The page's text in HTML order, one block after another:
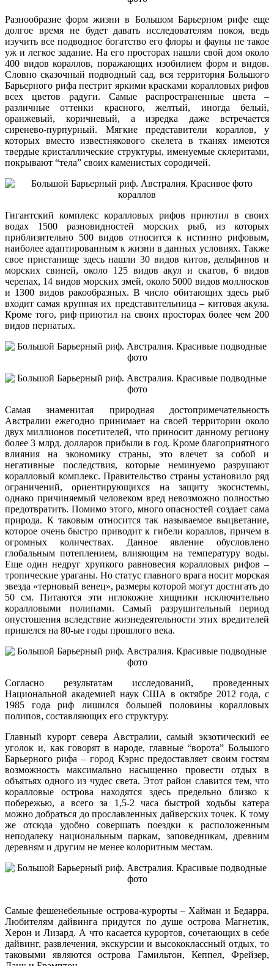
Разнообразие форм жизни в Большом Барьерном рифе еще
долгое время не будет давать исследователям покоя, ведь
изучить все подводное богатство его флоры и фауны не такое
уж и легкое задание. На его просторах нашли свой дом около
400 видов кораллов, поражающих изобилием форм и видов.
Словно сказочный подводный сад, вся территория Большого
Барьерного рифа пестрит яркими красками коралловых рифов
всех цветов радуги. Самые распространенные цвета –
различные оттенки красного, желтый, иногда белый,
оранжевый, коричневый, а изредка даже встречается
сиренево-пурпурный. Мягкие представители кораллов, у
которых вместо известнякового скелета в тканях имеются
твердые кристаллические структуры, именуемые склеритами,
покрывают “тела” своих каменистых сородичей.
Гигантский комплекс коралловых рифов приютил в своих
водах 1500 разновидностей морских рыб, из которых
приблизительно 500 видов относится к истинно рифовым,
наиболее адаптированным к жизни в данных условиях. Также
свое пристанище здесь нашли 30 видов китов, дельфинов и
морских свиней, около 125 видов акул и скатов, 6 видов
черепах, 14 видов морских змей, около 5000 видов моллюсков
и 1300 видов ракообразных. В число обитающих здесь рыб
входит самая крупная их представительница – китовая акула.
Кроме того, риф приютил на своих просторах более чем 200
видов пернатых.
Самая знаменитая природная достопримечательность
Австралии ежегодно принимает на своей территории около
двух миллионов посетителей, что приносит данному региону
более 3 млрд. долларов прибыли в год. Кроме благоприятного
влияния на экономику страны, это влечет за собой и
негативные последствия, которые неминуемо разрушают
коралловый комплекс. Правительство страны установило ряд
ограничений, ориентирующихся на защиту экосистемы,
однако причиняемый человеком вред невозможно полностью
предотвратить. Помимо этого, много опасностей создает сама
природа. К таковым относится так называемое выцветание,
которое очень быстро приводит к гибели кораллов, причем в
огромных количествах. Данное явление обусловлено
глобальным потеплением, влияющим на температуру воды.
Еще один недруг хрупкого равновесия коралловых рифов –
тропические ураганы. Но статус главного врага носит морская
звезда «терновый венец», размеры которой могут достигать до
50 см. Питаются эти иглокожие хищники исключительно
коралловыми полипами. Самый разрушительный период
опустошения вследствие жизнедеятельности этих вредителей
пришелся на 80-ые годы прошлого века.
Согласно результатам исследований, проведенных
Национальной академией наук США в октябре 2012 года, с
1985 года риф лишился большей половины коралловых
полипов, составляющих его структуру.
Главный курорт севера Австралии, самый экзотический ее
уголок и, как говорят в народе, главные “ворота” Большого
Барьерного рифа – город Кэрнс предоставляет своим гостям
возможность максимально насыщенно провести отдых в
объятьях одного из чудес света. Этот район славится тем, что
коралловые острова находятся здесь предельно близко к
побережью, а всего за 1,5-2 часа быстрой ходьбы катера
можно добраться до прославленных дайверских точек. К тому
же отсюда удобно совершать поездки к расположенным
неподалеку национальным паркам, заповедникам, древним
деревням и другим не менее колоритным местам.
Самые фешенебельные острова-курорты – Хайман и Бедарра.
Любителям дайвинга придутся по душе острова Магнетик,
Херон и Лизард. А что касается курортов, сочетающих в себе
дайвинг, развлечения, экскурсии и высококлассный отдых, то
таковыми являются острова Гамильтон, Кеппел, Фрейзер,